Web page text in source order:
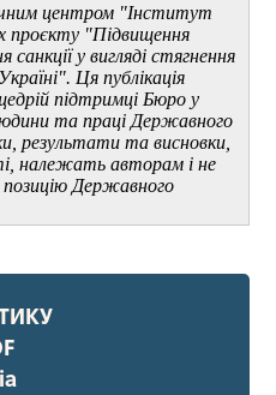
центром "Інститут
проєкту "Підвищення
у вигляді стягнення
Ця публікація
підтримці Бюро у
та праці Державного
та висновки,
належать авторам і не
Державного